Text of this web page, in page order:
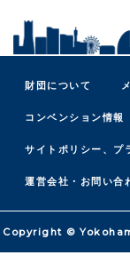
財団について
コンベンション情報
サイトポリシー、プ
運営会社・お問い合
Copyright ©